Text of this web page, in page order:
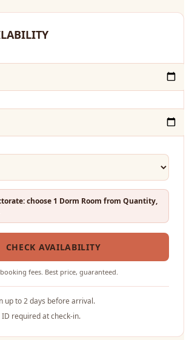
choose 1 Dorm Room from Quantity,
CHECK AVAILABILITY
fees. Best price, guaranteed.
up to 2 days before arrival.
required at check-in.